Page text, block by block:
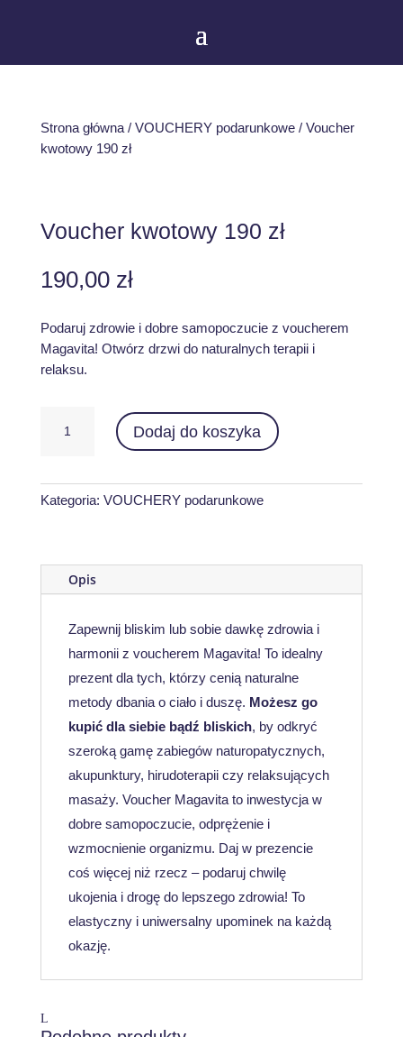
Strona główna/ VOUCHERY podarunkowe/ Voucher
kwotowy 190 zł
Voucher kwotowy 190 zł
190,00 zł
Podaruj zdrowie i dobre samopoczucie z voucherem
Magavita! Otwórz drzwi do naturalnych terapii i
relaksu.
Voucher
zł
Dodaj do koszyka
Kategoria: VOUCHERY podarunkowe
Opis
Zapewnij bliskim lub sobie dawkę zdrowia i
harmonii z voucherem Magavita! To idealny
prezent dla tych, którzy cenią naturalne
metody dbania o ciało i duszę. Możesz go
kupić dla siebie bądź bliskich, by odkryć
szeroką gamę zabiegów naturopatycznych,
akupunktury, hirudoterapii czy relaksujących
masaży. Voucher Magavita to inwestycja w
dobre samopoczucie, odprężenie i
wzmocnienie organizmu. Daj w prezencie
coś więcej niż rzecz – podaruj chwilę
ukojenia i drogę do lepszego zdrowia! To
elastyczny i uniwersalny upominek na każdą
okazję.